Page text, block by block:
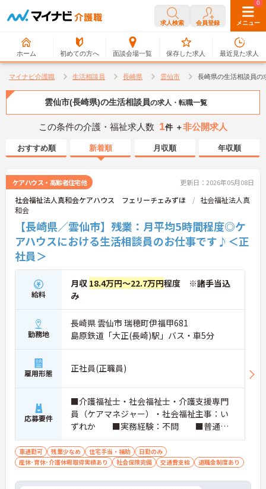
求人検索 会員登録 メニュー
ホーム 初めての方へ 面談会場一覧
0
保存した求人
0
最近見た求人
マイナビ介護職 生活相談員 長崎県 雲仙市 長崎県の生活相談員の
雲仙市(長崎県)の生活相談員の求人・転職一覧
この条件の介護・福祉求人数 1件 ＋非公開求人
おすすめ順 新着順 月収順 年収順
ケアハウス・高齢者住宅他 更新日：2026年05月08日
社会福祉法人真和会ケアハウス フェリーチェみずほ
社会福祉法人真
和会
【長崎県／雲仙市】残業：月平均5時間程度◎ケ
アハウスにおける生活相談員のお仕事です♪＜正
社員＞
給料
月収 18.4万円～22.7万円程度 ※諸手当込
み
勤務地
長崎県 雲仙市 瑞穂町伊福甲681
島原鉄道「大正(長崎)駅」バス・車5分
雇用形態 正社員(正職員)
応募要件
■介護福祉士・社会福祉士・介護支援専門
員（ケアマネジャー）・社会福祉主事：い
ずれか ■実務経験：不問 ■普通自
動車運転免許（AT限定可）：必須
車通勤可 残業少なめ 住宅手当・補助
日勤のみ
産休･育休･介護休暇取得実績あり
社会保険完備 交通費支給 退職金制度あり